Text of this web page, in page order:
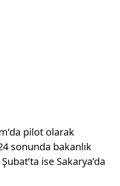
pilot olarak
sonunda bakanlık
ise Sakarya’da